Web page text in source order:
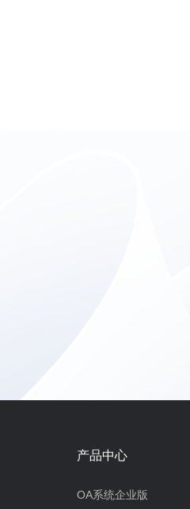
产品中心
OA系统企业版